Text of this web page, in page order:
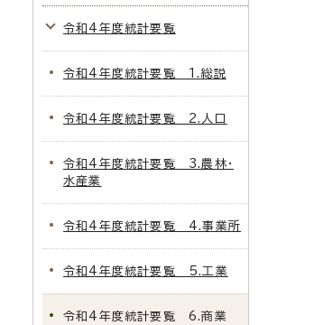
令和4年度統計要覧
令和4年度統計要覧 1.総説
令和4年度統計要覧 2.人口
令和4年度統計要覧 3.農林・
水産業
令和4年度統計要覧 4.事業所
令和4年度統計要覧 5.工業
令和4年度統計要覧 6.商業